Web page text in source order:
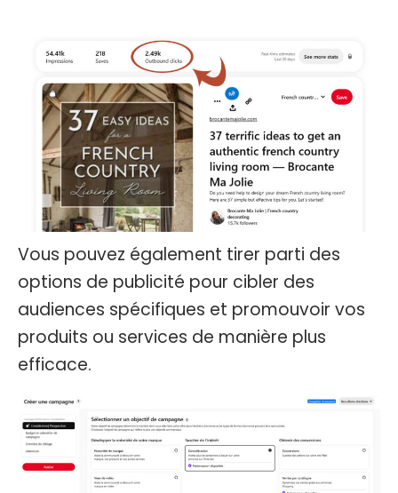
Vous pouvez également tirer parti des
options de publicité pour cibler des
audiences spécifiques et promouvoir vos
produits ou services de manière plus
efficace.